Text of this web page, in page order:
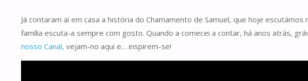
Já contaram aí em casa a história do Chamamento de Samuel, que hoje
família escuta-a sempre com gosto. Quando a comecei a contar, há anos atrás,
nosso Canal, vejam-no aqui e… inspirem-se!